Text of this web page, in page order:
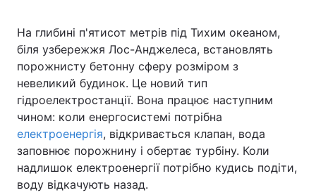
Головна Війна
Україна Політика
Економіка Світ
Наука
Техно і зв'язок Лайт
Зброя
На глибині п'ятисот метрів під Тихим океаном,
біля узбережжя Лос-Анджелеса, встановлять
порожнисту бетонну сферу розміром з
невеликий будинок. Це новий тип
гідроелектростанції. Вона працює наступним
чином: коли енергосистемі потрібна
електроенергія, відкривається клапан, вода
заповнює порожнину і обертає турбіну. Коли
надлишок електроенергії потрібно кудись подіти,
воду відкачують назад.